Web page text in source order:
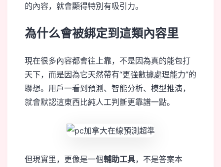
的內容，就會顯得特別有吸引力。
為什么會被綁定到這類內容里
現在很多內容都會往上靠，不是因為真的能包打
天下，而是因為它天然帶有“更強數據處理能力”的
聯想。用戶一看到預測、智能分析、模型推演，
就會默認這東西比純人工判斷更靠譜一點。
但現實里，更像是一個輔助工具，不是答案本